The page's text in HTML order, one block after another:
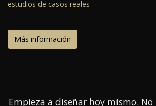
estudios de casos reales
Más información
Empieza a diseñar hoy mismo. No